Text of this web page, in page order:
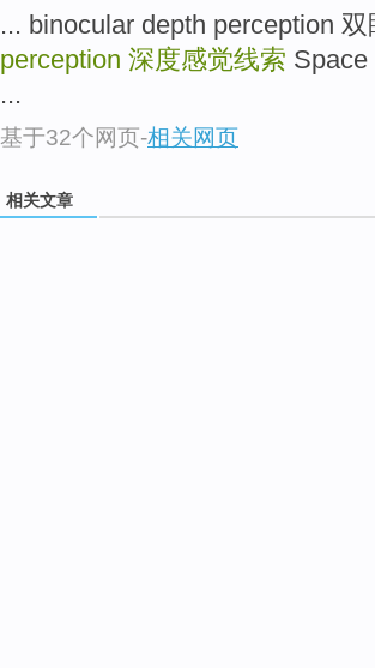
... binocular depth perception
perception 深度感觉线索 Space
...
基于32个网页-相关网页
相关文章